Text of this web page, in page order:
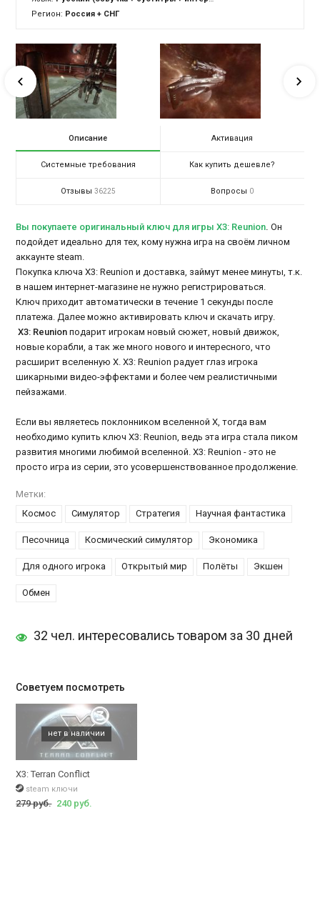
Регион: Россия + СНГ
Описание Активация
Системные требования Как купить дешевле?
Отзывы 36225 Вопросы 0
Вы покупаете оригинальный ключ для игры X3: Reunion. Он
подойдет идеально для тех, кому нужна игра на своём личном
аккаунте steam.
Покупка ключа X3: Reunion и доставка, займут менее минуты, т.к.
в нашем интернет-магазине не нужно регистрироваться.
Ключ приходит автоматически в течение 1 секунды после
платежа. Далее можно активировать ключ и скачать игру.
X3: Reunion подарит игрокам новый сюжет, новый движок,
новые корабли, а так же много нового и интересного, что
расширит вселенную Х. X3: Reunion радует глаз игрока
шикарными видео-эффектами и более чем реалистичными
пейзажами.
Если вы являетесь поклонником вселенной Х, тогда вам
необходимо купить ключ X3: Reunion, ведь эта игра стала пиком
развития многими любимой вселенной. X3: Reunion - это не
просто игра из серии, это усовершенствованное продолжение.
Метки:
Космос
Симулятор Стратегия Научная фантастика
Песочница Космический симулятор Экономика
Для одного игрока Открытый мир Полёты Экшен
Обмен
32 чел. интересовались товаром за 30 дней
Советуем посмотреть
X3: Terran Conflict
steam ключи
279 руб. 240 руб.